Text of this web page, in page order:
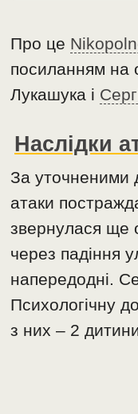
Про це
посиланням на
Лукашука і
Наслідки
За уточненими
атаки
звернулася ще
через падіння
напередодні.
Психологічну
з них – 2